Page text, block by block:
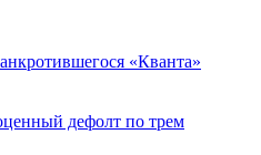
«Кванта»
дефолт по трем